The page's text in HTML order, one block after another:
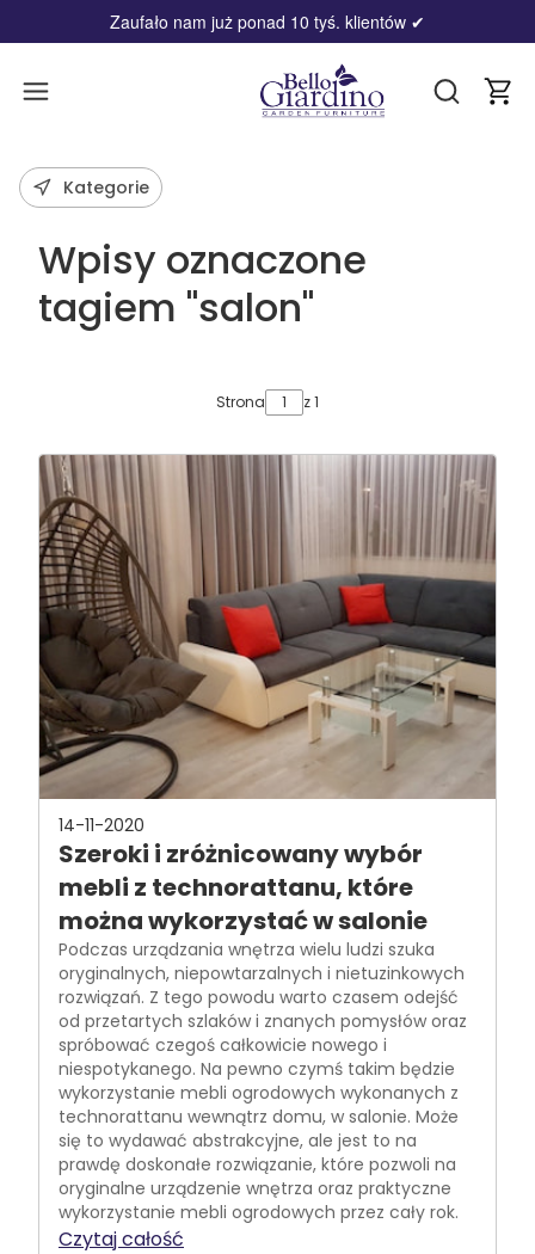
Zaufało nam już ponad 10 tyś. klientów ✔
Otwórz
Kategorie
Wpisy oznaczone
tagiem "salon"
Strona z 1
14-11-2020
Szeroki i zróżnicowany wybór
mebli z technorattanu, które
można wykorzystać w salonie
Podczas urządzania wnętrza wielu ludzi szuka
oryginalnych, niepowtarzalnych i nietuzinkowych
rozwiązań. Z tego powodu warto czasem odejść
od przetartych szlaków i znanych pomysłów oraz
spróbować czegoś całkowicie nowego i
niespotykanego. Na pewno czymś takim będzie
wykorzystanie mebli ogrodowych wykonanych z
technorattanu wewnątrz domu, w salonie. Może
się to wydawać abstrakcyjne, ale jest to na
prawdę doskonałe rozwiązanie, które pozwoli na
oryginalne urządzenie wnętrza oraz praktyczne
wykorzystanie mebli ogrodowych przez cały rok.
Czytaj całość